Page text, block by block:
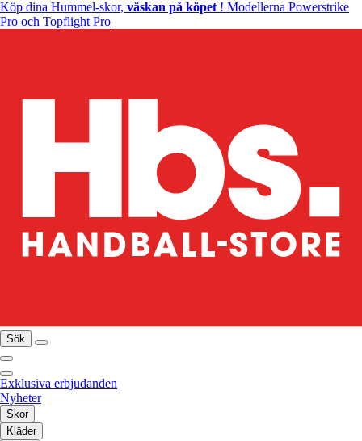
Köp dina Hummel-skor, väskan på köpet ! Modellerna Powerstrike
Pro och Topflight Pro
Sök
Exklusiva erbjudanden
Nyheter
Skor
Kläder